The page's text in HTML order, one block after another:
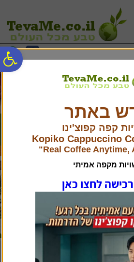
נגישות
המרכזי
09-9516035
באתר
קפה קפוצ'ינו
Kopiko Cappuccino
מקפה אמיתי
לחצו כאן